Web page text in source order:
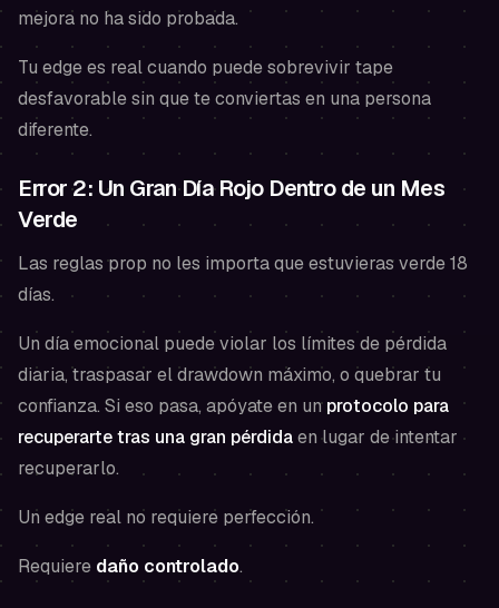
mejora no ha sido probada.
Tu edge es real cuando puede sobrevivir tape
desfavorablesin que te conviertas en una persona
diferente.
Error 2: Un Gran Día Rojo Dentro de un Mes
Verde
Las reglas prop no les importa que estuvieras verde 18
días.
Un día emocional puede violar los límites de pérdida
diaria, traspasar el drawdown máximo, o quebrar tu
confianza. Si eso pasa, apóyate en unprotocolo para
recuperarte tras una gran pérdidaen lugar de intentar
recuperarlo.
Un edge real no requiere perfección.
Requiere daño controlado.